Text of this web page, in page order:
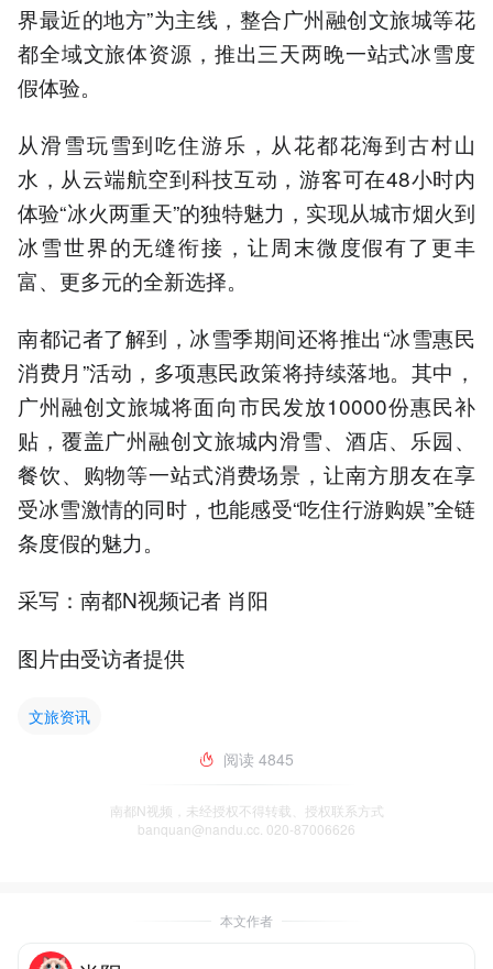
界最近的地方”为主线，整合广州融创文旅城等花
都全域文旅体资源，推出三天两晚一站式冰雪度
假体验。
从滑雪玩雪到吃住游乐，从花都花海到古村山
水，从云端航空到科技互动，游客可在48小时内
体验“冰火两重天”的独特魅力，实现从城市烟火到
冰雪世界的无缝衔接，让周末微度假有了更丰
富、更多元的全新选择。
南都记者了解到，冰雪季期间还将推出“冰雪惠民
消费月”活动，多项惠民政策将持续落地。其中，
广州融创文旅城将面向市民发放10000份惠民补
贴，覆盖广州融创文旅城内滑雪、酒店、乐园、
餐饮、购物等一站式消费场景，让南方朋友在享
受冰雪激情的同时，也能感受“吃住行游购娱”全链
条度假的魅力。
采写：南都N视频记者 肖阳
图片由受访者提供
文旅资讯
阅读 4845
南都N视频，未经授权不得转载、授权联系方式
banquan@nandu.cc. 020-87006626
本文作者